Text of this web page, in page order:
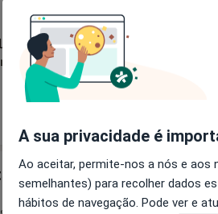
Mapa
65 €
Lucas
9
A sua privacidade é
Ao aceitar, permite-nos a nós e
semelhantes) para recolher dados
hábitos de navegação. Pode ver e